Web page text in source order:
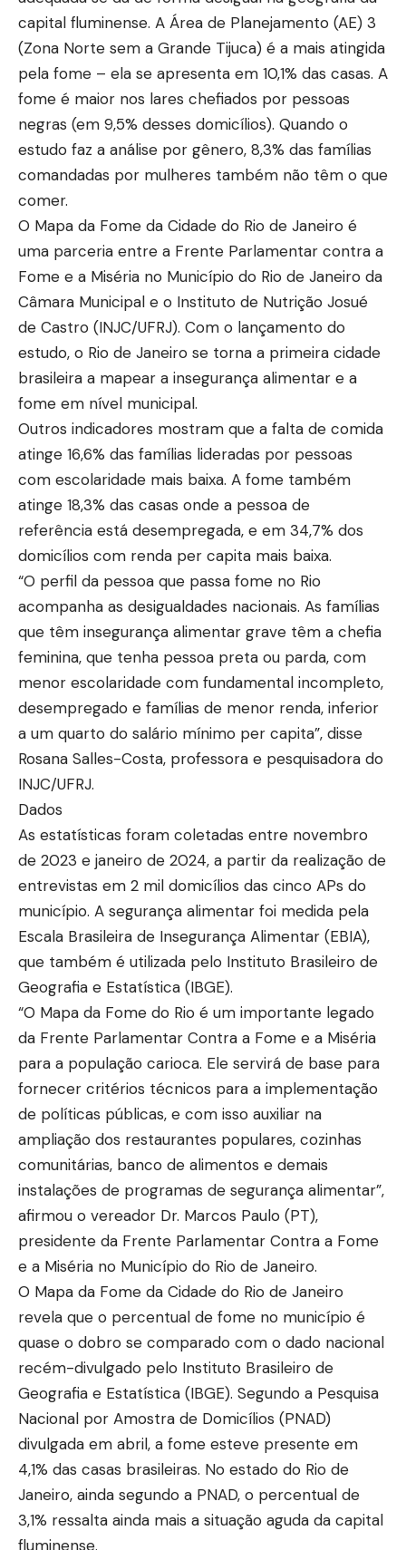
capital fluminense. A Área de Planejamento (AE) 3
(Zona Norte sem a Grande Tijuca) é a mais atingida
pela fome – ela se apresenta em 10,1% das casas. A
fome é maior nos lares chefiados por pessoas
negras (em 9,5% desses domicílios). Quando o
estudo faz a análise por gênero, 8,3% das famílias
comandadas por mulheres também não têm o que
comer.
O Mapa da Fome da Cidade do Rio de Janeiro é
uma parceria entre a Frente Parlamentar contra a
Fome e a Miséria no Município do Rio de Janeiro da
Câmara Municipal e o Instituto de Nutrição Josué
de Castro (INJC/UFRJ). Com o lançamento do
estudo, o Rio de Janeiro se torna a primeira cidade
brasileira a mapear a insegurança alimentar e a
fome em nível municipal.
Outros indicadores mostram que a falta de comida
atinge 16,6% das famílias lideradas por pessoas
com escolaridade mais baixa. A fome também
atinge 18,3% das casas onde a pessoa de
referência está desempregada, e em 34,7% dos
domicílios com renda per capita mais baixa.
“O perfil da pessoa que passa fome no Rio
acompanha as desigualdades nacionais. As famílias
que têm insegurança alimentar grave têm a chefia
feminina, que tenha pessoa preta ou parda, com
menor escolaridade com fundamental incompleto,
desempregado e famílias de menor renda, inferior
a um quarto do salário mínimo per capita”, disse
Rosana Salles-Costa, professora e pesquisadora do
INJC/UFRJ.
Dados
As estatísticas foram coletadas entre novembro
de 2023 e janeiro de 2024, a partir da realização de
entrevistas em 2 mil domicílios das cinco APs do
município. A segurança alimentar foi medida pela
Escala Brasileira de Insegurança Alimentar (EBIA),
que também é utilizada pelo Instituto Brasileiro de
Geografia e Estatística (IBGE).
“O Mapa da Fome do Rio é um importante legado
da Frente Parlamentar Contra a Fome e a Miséria
para a população carioca. Ele servirá de base para
fornecer critérios técnicos para a implementação
de políticas públicas, e com isso auxiliar na
ampliação dos restaurantes populares, cozinhas
comunitárias, banco de alimentos e demais
instalações de programas de segurança alimentar”,
afirmou o vereador Dr. Marcos Paulo (PT),
presidente da Frente Parlamentar Contra a Fome
e a Miséria no Município do Rio de Janeiro.
O Mapa da Fome da Cidade do Rio de Janeiro
revela que o percentual de fome no município é
quase o dobro se comparado com o dado nacional
recém-divulgado pelo Instituto Brasileiro de
Geografia e Estatística (IBGE). Segundo a Pesquisa
Nacional por Amostra de Domicílios (PNAD)
divulgada em abril, a fome esteve presente em
4,1% das casas brasileiras. No estado do Rio de
Janeiro, ainda segundo a PNAD, o percentual de
3,1% ressalta ainda mais a situação aguda da capital
fluminense.